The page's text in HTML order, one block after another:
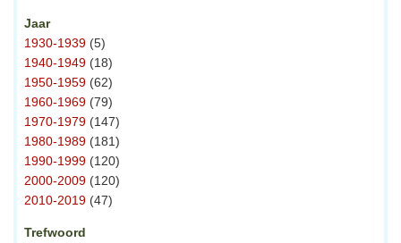
Jaar
1930-1939 (5)
1940-1949 (18)
1950-1959 (62)
1960-1969 (79)
1970-1979 (147)
1980-1989 (181)
1990-1999 (120)
2000-2009 (120)
2010-2019 (47)
Trefwoord